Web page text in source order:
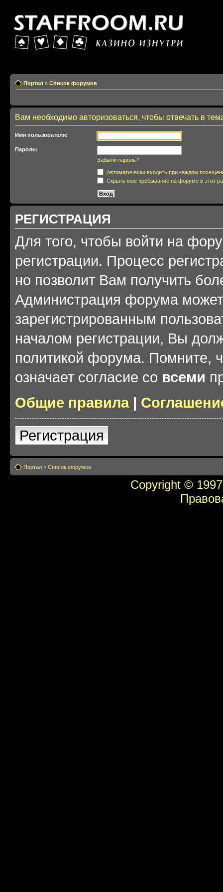
Портал » Список форумов
Вам необходимо авторизоваться, чтобы отвечать в
Имя пользователя:
Пароль:
Забыли пароль?
Автоматически входить при каждом
Скрыть мое пребывание на форуме в этот
РЕГИСТРАЦИЯ
Для того, чтобы войти на
регистрации. Процесс
но позволит Вам получить
Администрация форума может
зарегистрированным
началом регистрации, Вы
политикой форума. Помните,
означает согласие со всеми
Общие правила|
Регистрация
Портал » Список форумов
Copyright ©